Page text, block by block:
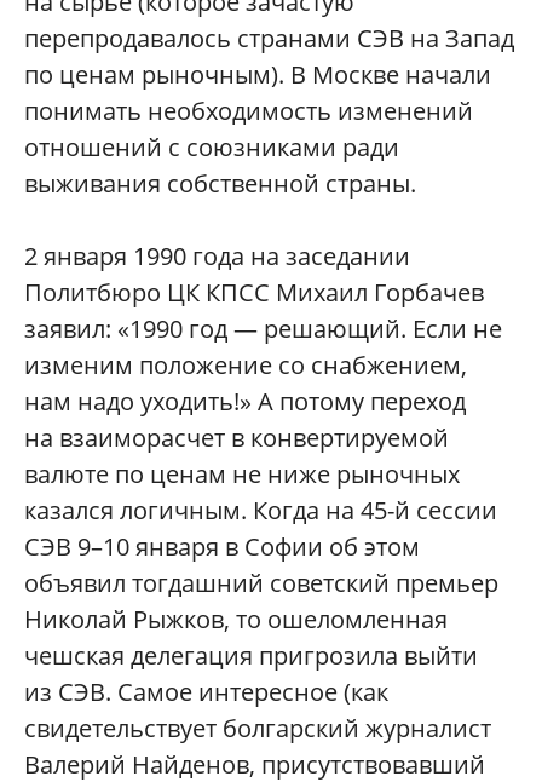
перепродавалось странами СЭВ на Запад
по ценам рыночным). В Москве начали
понимать необходимость изменений
отношений с союзниками ради
выживания собственной страны.
2 января 1990 года на заседании
Политбюро ЦК КПСС Михаил Горбачев
заявил: «1990 год — решающий. Если не
изменим положение со снабжением,
нам надо уходить!» А потому переход
на взаиморасчет в конвертируемой
валюте по ценам не ниже рыночных
казался логичным. Когда на 45-й сессии
СЭВ 9–10 января в Софии об этом
объявил тогдашний советский премьер
Николай Рыжков, то ошеломленная
чешская делегация пригрозила выйти
из СЭВ. Самое интересное (как
свидетельствует болгарский журналист
Валерий Найденов, присутствовавший